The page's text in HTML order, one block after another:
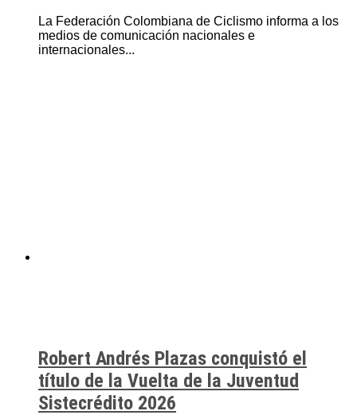
La Federación Colombiana de Ciclismo informa a los
medios de comunicación nacionales e
internacionales...
Robert Andrés Plazas conquistó el
título de la Vuelta de la Juventud
Sistecrédito 2026